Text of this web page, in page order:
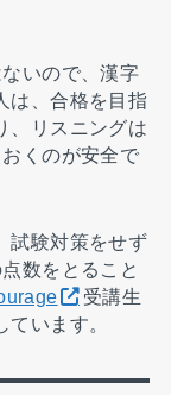
いので、漢字
は、合格を目指
、リスニングは
くのが安全で
試験対策をせず
数をとること
受講生
います。